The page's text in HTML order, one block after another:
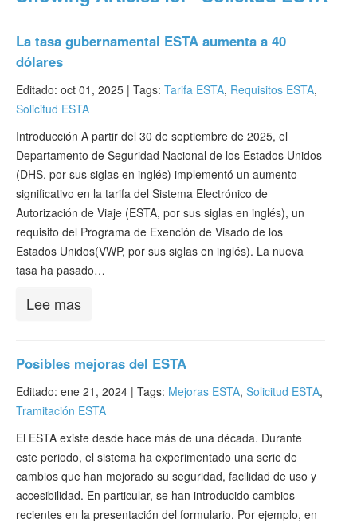
¿Qué es ESTA?
VWP
Verificar ESTA
ESTA Información
Contacto
La tasa gubernamental ESTA aumenta a 40
dólares
Editado: oct 01, 2025 | Tags: Tarifa ESTA, Requisitos ESTA,
Solicitud ESTA
Introducción A partir del 30 de septiembre de 2025, el
Departamento de Seguridad Nacional de los Estados Unidos
(DHS, por sus siglas en inglés) implementó un aumento
significativo en la tarifa del Sistema Electrónico de
Autorización de Viaje (ESTA, por sus siglas en inglés), un
requisito del Programa de Exención de Visado de los
Estados Unidos(VWP, por sus siglas en inglés). La nueva
tasa ha pasado…
Lee mas
Posibles mejoras del ESTA
Editado: ene 21, 2024 | Tags: Mejoras ESTA, Solicitud ESTA,
Tramitación ESTA
El ESTA existe desde hace más de una década. Durante
este periodo, el sistema ha experimentado una serie de
cambios que han mejorado su seguridad, facilidad de uso y
accesibilidad. En particular, se han introducido cambios
recientes en la presentación del formulario. Por ejemplo, en